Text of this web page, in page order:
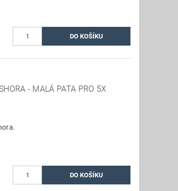
- MALÁ PATA PRO 5X